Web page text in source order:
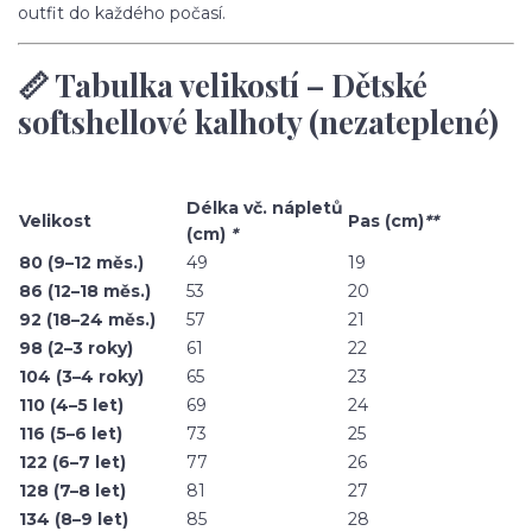
outfit do každého počasí.
📏 Tabulka velikostí – Dětské
softshellové kalhoty (nezateplené)
Velikost
Délka vč. nápletů
(cm) *
Pas (cm)**
80 (9–12 měs.)
49
19
86 (12–18 měs.)
53
20
92 (18–24 měs.)
57
21
98 (2–3 roky)
61
22
104 (3–4 roky)
65
23
110 (4–5 let)
69
24
116 (5–6 let)
73
25
122 (6–7 let)
77
26
128 (7–8 let)
81
27
134 (8–9 let)
85
28